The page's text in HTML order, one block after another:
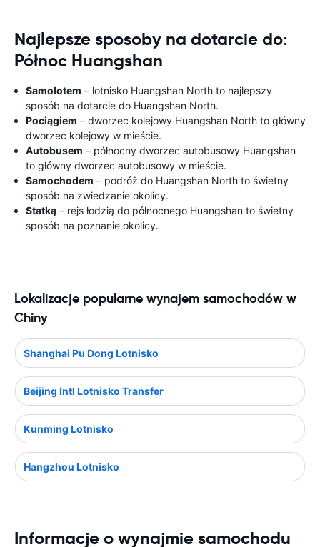
Najlepsze sposoby na dotarcie do:
Północ Huangshan
Samolotem – lotnisko Huangshan North to najlepszy
sposób na dotarcie do Huangshan North.
Pociągiem – dworzec kolejowy Huangshan North to główny
dworzec kolejowy w mieście.
Autobusem – północny dworzec autobusowy Huangshan
to główny dworzec autobusowy w mieście.
Samochodem – podróż do Huangshan North to świetny
sposób na zwiedzanie okolicy.
Statką – rejs łodzią do północnego Huangshan to świetny
sposób na poznanie okolicy.
Lokalizacje popularne wynajem samochodów w
Chiny
Shanghai Pu Dong Lotnisko
Beijing Intl Lotnisko Transfer
Kunming Lotnisko
Hangzhou Lotnisko
Informacje o wynajmie samochodu